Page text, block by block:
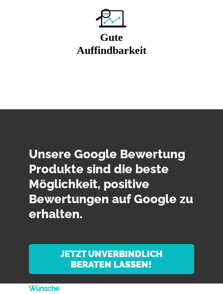
Gute
Auffindbarkeit
Unsere Google Bewertung
Produkte sind die beste
Möglichkeit, positive
Bewertungen auf Google zu
erhalten.
JETZT UNVERBINDLICH
BERATEN LASSEN!
Wünsche